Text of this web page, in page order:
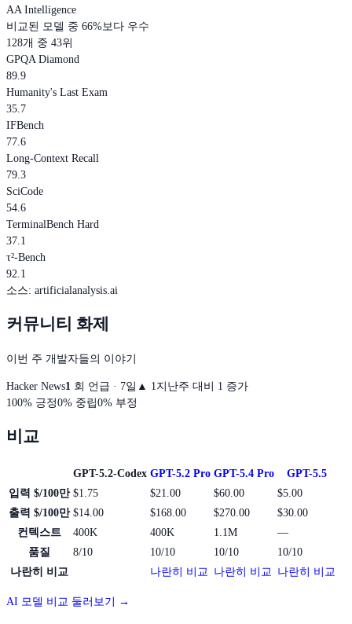
AA Intelligence
비교된 모델 중 66%보다 우수
128개 중 43위
GPQA Diamond
89.9
Humanity's Last Exam
35.7
IFBench
77.6
Long-Context Recall
79.3
SciCode
54.6
TerminalBench Hard
37.1
τ²-Bench
92.1
소스: artificialanalysis.ai
커뮤니티 화제
이번 주 개발자들의 이야기
Hacker News1 회 언급 · 7일 ▲ 1 지난주 대비 1 증가
100% 긍정0% 중립0% 부정
비교
GPT-5.2-Codex GPT-5.2 Pro GPT-5.4 Pro
GPT-5.5
입력 $/100만 $1.75 $21.00 $60.00
$5.00
출력 $/100만 $14.00 $168.00 $270.00
$30.00
컨텍스트
400K 400K 1.1M
—
품질
8/10 10/10 10/10
10/10
나란히 비교
나란히 비교 나란히 비교 나란히 비교
AI 모델 비교 둘러보기 →